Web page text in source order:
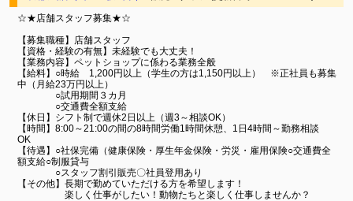
☆★店舗スタッフ募集★☆
【募集職種】店舗スタッフ
【資格・経験の有無】未経験でも大丈夫！
【業務内容】ペットショップに係わる業務全般
【給料】○時給 1,200円以上（学生の方は1,150円以上） ※正社員も募集
中（月給23万円以上）
○試用期間３カ月
○交通費全額支給
【休日】シフト制で週休2日以上（週3～相談OK）
【時間】8:00～21:00の間の8時間労働1時間休憩、1日4時間～勤務相談
OK
【待遇】○社保完備（健康保険・厚生年金保険・労災・雇用保険○交通費全
額支給○制服貸与
○スタッフ割引販売〇社員登用あり
【その他】長期で勤めていただける方を希望します！
楽しく仕事がしたい！動物たちと楽しく仕事しませんか？